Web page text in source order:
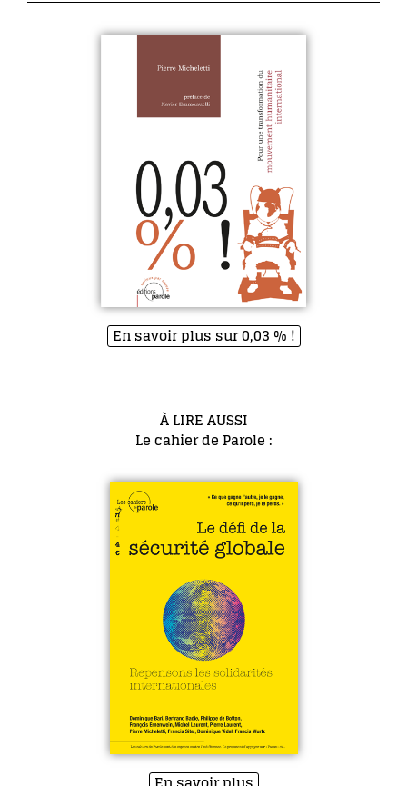
En savoir plus sur 0,03 % !
À LIRE AUSSI
Le cahier de Parole :